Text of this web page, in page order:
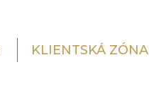
KLIENTSKÁ ZÓNA